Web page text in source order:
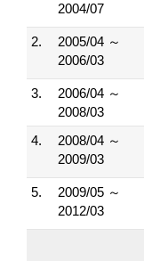
2004/07
2.
2005/04 ～
2006/03
3.
2006/04 ～
2008/03
4.
2008/04 ～
2009/03
5.
2009/05 ～
2012/03